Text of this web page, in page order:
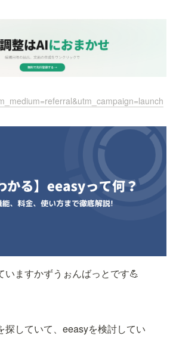
いますかずうぉんばっとです💪
探していて、eeasyを検討してい